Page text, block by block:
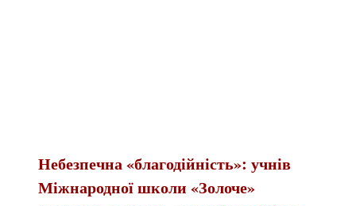
Небезпечна «благодійність»: учнів
Міжнародної школи «Золоче»